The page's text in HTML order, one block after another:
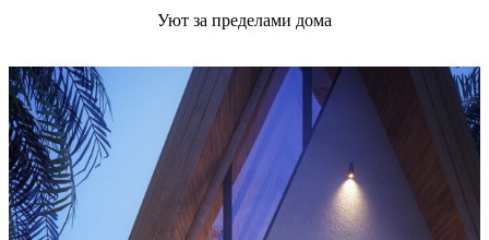
Уют за пределами дома